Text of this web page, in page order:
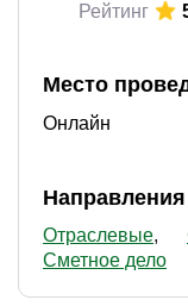
Рейтинг
Место
Онлайн
Направления
Отраслевые
Сметное дело